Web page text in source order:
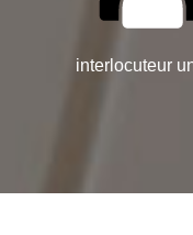
interlocuteur